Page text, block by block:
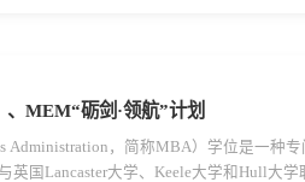
MEM“砺剑·领航”计划
Administration，简称MBA）学位是一种
国Lancaster大学、Keele大学和Hull大